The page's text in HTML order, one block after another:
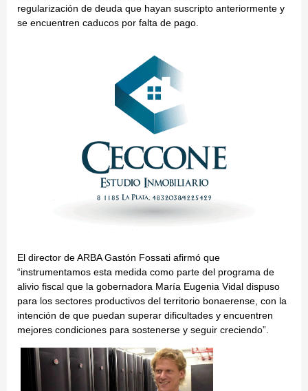
regularización de deuda que hayan suscripto anteriormente y
se encuentren caducos por falta de pago.
El director de ARBA Gastón Fossati afirmó que
“instrumentamos esta medida como parte del programa de
alivio fiscal que la gobernadora María Eugenia Vidal dispuso
para los sectores productivos del territorio bonaerense, con la
intención de que puedan superar dificultades y encuentren
mejores condiciones para sostenerse y seguir creciendo”.